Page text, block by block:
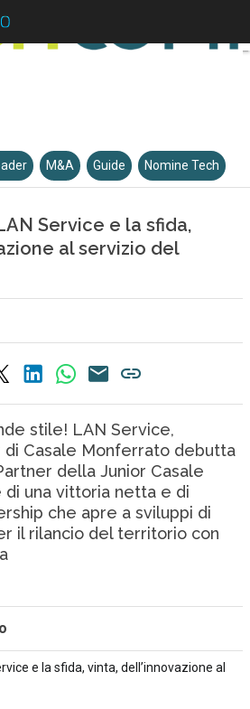
M&A Guide Nomine Tech
Service e la sfida,
al servizio del
stile! LAN Service,
Casale Monferrato debutta
della Junior Casale
di una vittoria netta e di
che apre a sviluppi di
il rilancio del territorio con